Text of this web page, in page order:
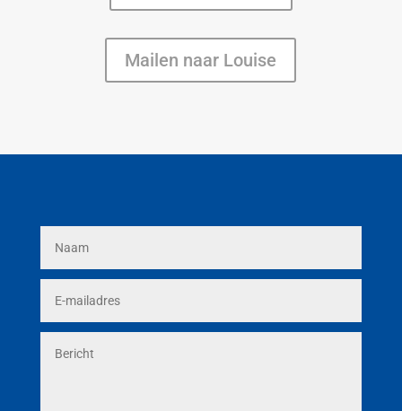
Mailen naar Louise